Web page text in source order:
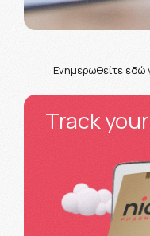
Ενημερωθείτε εδώ
Track